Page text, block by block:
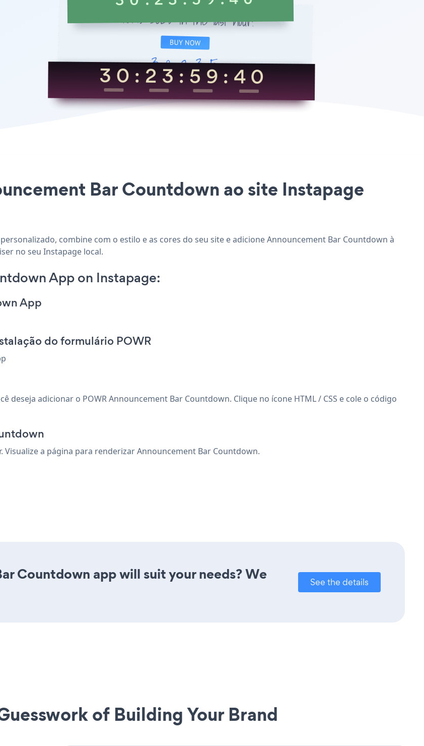
Bar Countdown ao site Instapage
combine com o estilo e as cores do seu site e adicione Announcement Bar Countdown à
no seu Instapage local.
App on Instapage:
App
do formulário POWR
deseja adicionar o POWR Announcement Bar Countdown. Clique no ícone HTML / CSS e cole o código
a página para renderizar Announcement Bar Countdown.
Countdown app will suit your needs? We
See the details
of Building Your Brand